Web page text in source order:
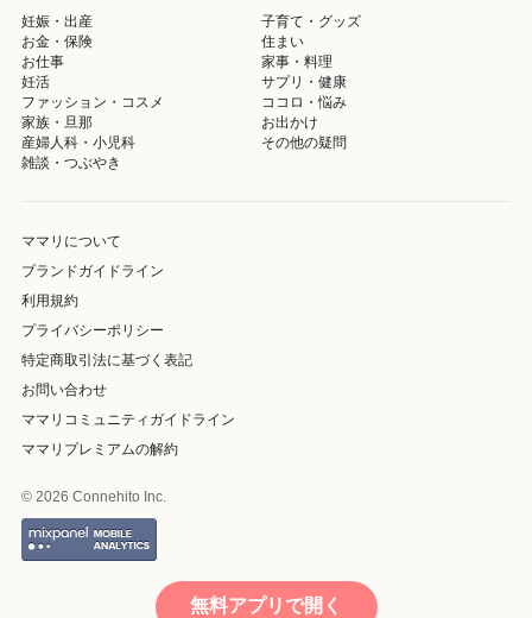
妊娠・出産
子育て・グッズ
お金・保険
住まい
お仕事
家事・料理
妊活
サプリ・健康
ファッション・コスメ
ココロ・悩み
家族・旦那
お出かけ
産婦人科・小児科
その他の疑問
雑談・つぶやき
ママリについて
ブランドガイドライン
利用規約
プライバシーポリシー
特定商取引法に基づく表記
お問い合わせ
ママリコミュニティガイドライン
ママリプレミアムの解約
© 2026 Connehito Inc.
無料アプリで開く